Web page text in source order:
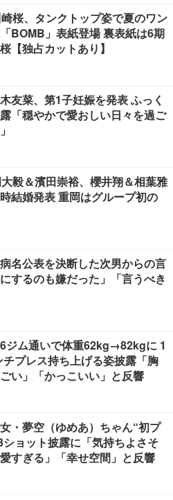
桜、タンクトップ姿で夏のワン
BOMB」表紙登場 裏表紙は6期
【独占カットあり】
友菜、第1子妊娠を発表 ふっく
「穏やかで愛おしい日々を過ご
毅＆濱田崇裕、櫻井翔＆相葉雅
結婚発表 重岡はグループ初の
名公表を決断した次男からの言
するのも嫌だった」「言うべき
ジム通いで体重62kg→82kgに 1
プレス持ち上げる姿披露「胸
い」「かっこいい」と反響
・夢空（ゆめあ）ちゃん“初プ
ショット披露に「気持ちよさそ
すぎる」「幸せ空間」と反響